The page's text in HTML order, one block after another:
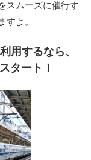
スムーズに催行す
すよ。
用するなら、
タート！